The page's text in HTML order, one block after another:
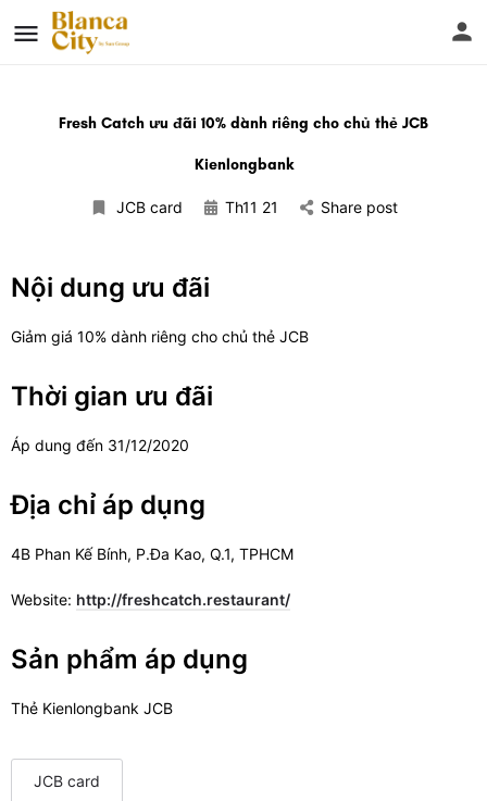
Fresh Catch ưu đãi 10% dành riêng cho chủ thẻ JCB
Kienlongbank
JCB card Th11 21 Share post
Nội dung ưu đãi
Giảm giá 10% dành riêng cho chủ thẻ JCB
Thời gian ưu đãi
Áp dung đến 31/12/2020
Địa chỉ áp dụng
4B Phan Kế Bính, P.Đa Kao, Q.1, TPHCM
Website: http://freshcatch.restaurant/
Sản phẩm áp dụng
Thẻ Kienlongbank JCB
JCB card